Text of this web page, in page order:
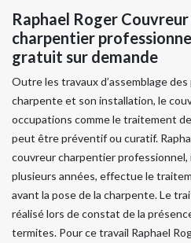
Raphael Roger
charpentier
gratuit sur demande
Outre les travaux d’assemblage
charpente et son installation, le
occupations comme le traitement
peut être préventif ou curatif.
couvreur charpentier professionnel,
plusieurs années, effectue le
avant la pose de la charpente. Le
réalisé lors de constat de la
termites. Pour ce travail Raphael